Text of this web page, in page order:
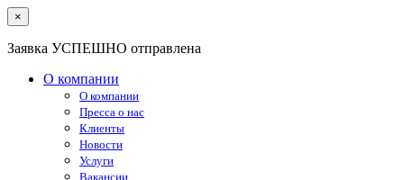
×
Заявка УСПЕШНО отправлена
О компании
О компании
Пресса о нас
Клиенты
Новости
Услуги
Вакансии